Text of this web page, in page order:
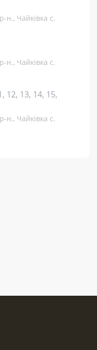
н., Чайківка с.
н., Чайківка с.
12, 13, 14, 15,
н., Чайківка с.